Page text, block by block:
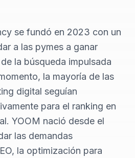
se fundó en 2023 con un
a las pymes a ganar
la búsqueda impulsada
la mayoría de las
digital seguían
para el ranking en
YOOM nació desde el
las demandas
la optimización para